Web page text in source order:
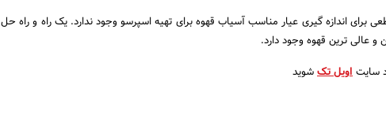
برای اندازه گیری عیار مناسب آسیاب قهوه برای تهیه اسپرسو وجود ندارد. یک راه و راه حل
و عالی ترین قهوه وجود دارد.
سایتاویل تکشوید